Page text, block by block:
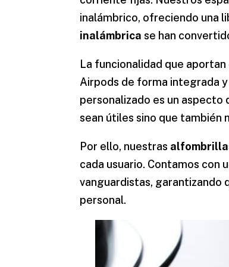
inalámbrico, ofreciendo una
inalámbrica se han
La funcionalidad que
Airpods de forma integrada
personalizado es un aspecto
sean útiles sino que también
Por ello, nuestras
cada usuario. Contamos con
vanguardistas,
personal.